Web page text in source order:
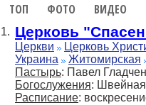
ТОП ФОТО ВИДЕО
1. Церковь
Церкви
Церковь
Украина
Житомирская
Пастырь: Павел
Богослужения:
Расписание: